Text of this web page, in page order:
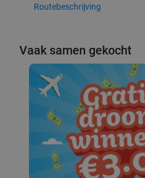
Routebeschrijving
Vaak samen gekocht